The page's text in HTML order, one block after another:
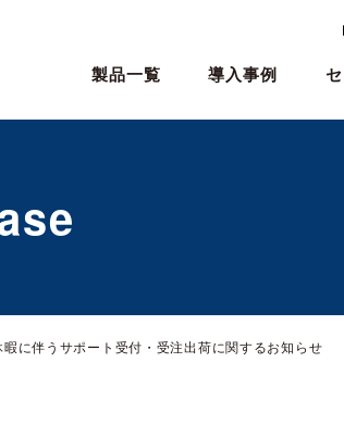
製品一覧 導入事例
暇に伴うサポート受付・受注出荷に関するお知らせ